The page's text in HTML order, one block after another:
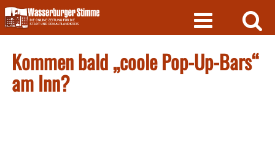
Skip
to
content
Kommen bald „coole Pop-Up-Bars“
am Inn?